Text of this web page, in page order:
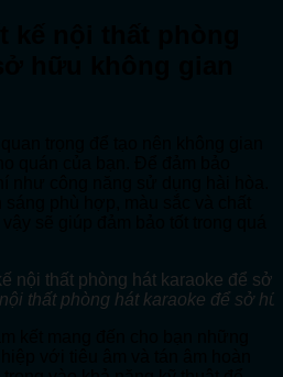
thất phòng hát karaoke để sở